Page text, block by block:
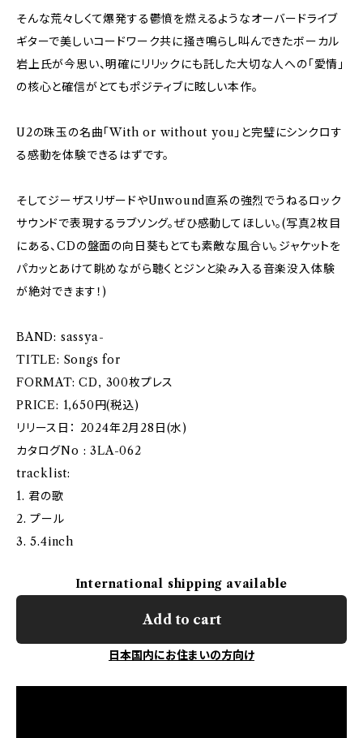
そんな荒々しくて爆発する鬱憤を燃えるようなオーバードライブ
ギターで美しいコードワーク共に掻き鳴らし叫んできたボーカル
岩上氏が今思い、明確にリリックにも託した大切な人への「愛情」
の核心と確信がとてもポジティブに眩しい本作。
U2の珠玉の名曲「With or without you」と完璧にシンクロす
る感動を体験できるはずです。
そしてジーザスリザードやUnwound直系の強烈でうねるロック
サウンドで表現するラブソング。ぜひ感動してほしい。(写真2枚目
にある、CDの盤面の向日葵もとても素敵な風合い。ジャケットを
パカッとあけて眺めながら聴くとジンと染み入る音楽没入体験
が絶対できます！)
BAND: sassya-
TITLE: Songs for
FORMAT: CD, 300枚プレス
PRICE: 1,650円(税込)
リリース日： 2024年2月28日(水)
カタログNo : 3LA-062
tracklist:
1. 君の歌
2. プール
3. 5.4inch
International shipping available
Add to cart
日本国内にお住まいの方向け